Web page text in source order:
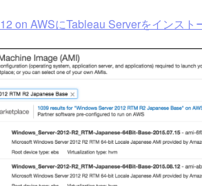
on AWSにTableau Serverをインスト